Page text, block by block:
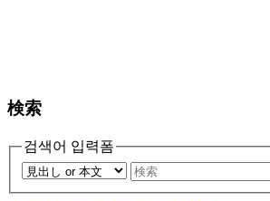
検索
검색어 입력폼